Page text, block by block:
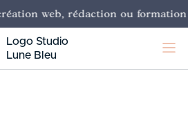
web, rédaction ou